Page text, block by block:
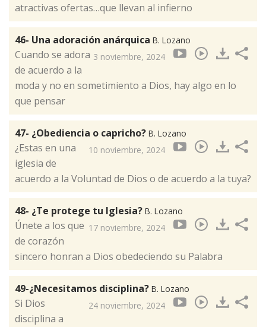
atractivas ofertas…que llevan al infierno
46- Una adoración anárquica B. Lozano
3 noviembre, 2024
Cuando se adora
de acuerdo a la
moda y no en sometimiento a Dios, hay algo en lo
que pensar
47- ¿Obediencia o capricho? B. Lozano
10 noviembre, 2024
¿Estas en una
iglesia de
acuerdo a la Voluntad de Dios o de acuerdo a la tuya?
48- ¿Te protege tu Iglesia? B. Lozano
17 noviembre, 2024
Únete a los que
de corazón
sincero honran a Dios obedeciendo su Palabra
49-¿Necesitamos disciplina? B. Lozano
24 noviembre, 2024
Si Dios
disciplina a